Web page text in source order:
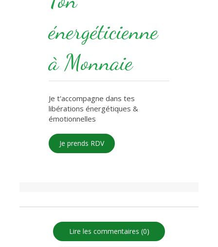
énergéticienne
à Monnaie
Je t'accompagne dans tes
libérations énergétiques &
émotionnelles
Je prends RDV
Lire les commentaires (0)